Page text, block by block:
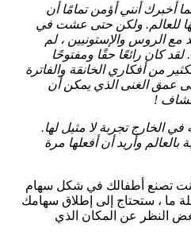
أخبرك أنني أؤمن تمامًا أن
للعالم. ولكن حتى عشت في
مع الروس والإستونيين ، لم
كان رائعًا حقًا ومفتوحًا
من أفكاري الخانقة والفاترة
عمق الغنى الذي يمكن أن
!
الخارج تجربة لا مثيل لها.
بالعالم وأريد أن أفعلها مرة
تصنع أطفالك في شكل سهام
ما ، ستحتاج إلى إطلاق سهامك
النظر عن المكان الذي